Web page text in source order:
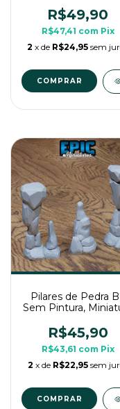
de Mesa
R$49,90
R$47,41 com Pix
2 x de R$24,95 sem
Pilares de Pedra
Sem Pintura,
de Mesa
R$45,90
R$43,61 com Pix
2 x de R$22,95 sem